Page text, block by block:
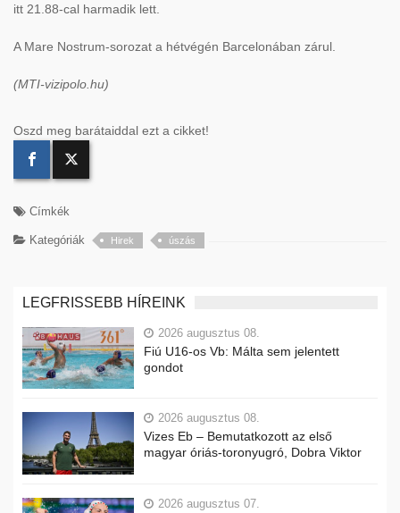
itt 21.88-cal harmadik lett.
A Mare Nostrum-sorozat a hétvégén Barcelonában zárul.
(MTI-vizipolo.hu)
Oszd meg barátaiddal ezt a cikket!
Címkék
Kategóriák Hirek úszás
LEGFRISSEBB HÍREINK
2026 augusztus 08.
Fiú U16-os Vb: Málta sem jelentett
gondot
2026 augusztus 08.
Vizes Eb – Bemutatkozott az első
magyar óriás-toronyugró, Dobra Viktor
2026 augusztus 07.